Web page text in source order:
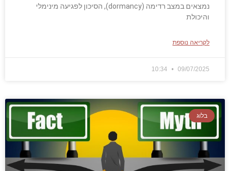
נמצאים במצב רדימה (dormancy), הסיכון לפגיעה מינימלי
והיכולת
לקריאה נוספת
09/07/2025
בלוג